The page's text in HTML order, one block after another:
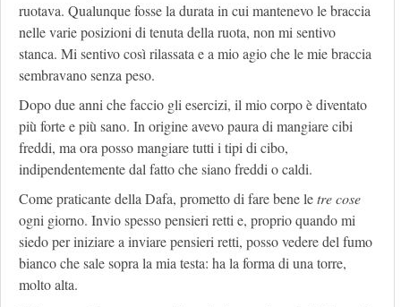
ruotava. Qualunque fosse la durata in cui mantenevo le braccia
nelle varie posizioni di tenuta della ruota, non mi sentivo
stanca. Mi sentivo così rilassata e a mio agio che le mie braccia
sembravano senza peso.
Dopo due anni che faccio gli esercizi, il mio corpo è diventato
più forte e più sano. In origine avevo paura di mangiare cibi
freddi, ma ora posso mangiare tutti i tipi di cibo,
indipendentemente dal fatto che siano freddi o caldi.
Come praticante della Dafa, prometto di fare bene letre cose
ogni giorno. Invio spesso pensieri retti e, proprio quando mi
siedo per iniziare a inviare pensieri retti, posso vedere del fumo
bianco che sale sopra la mia testa: ha la forma di una torre,
molto alta.